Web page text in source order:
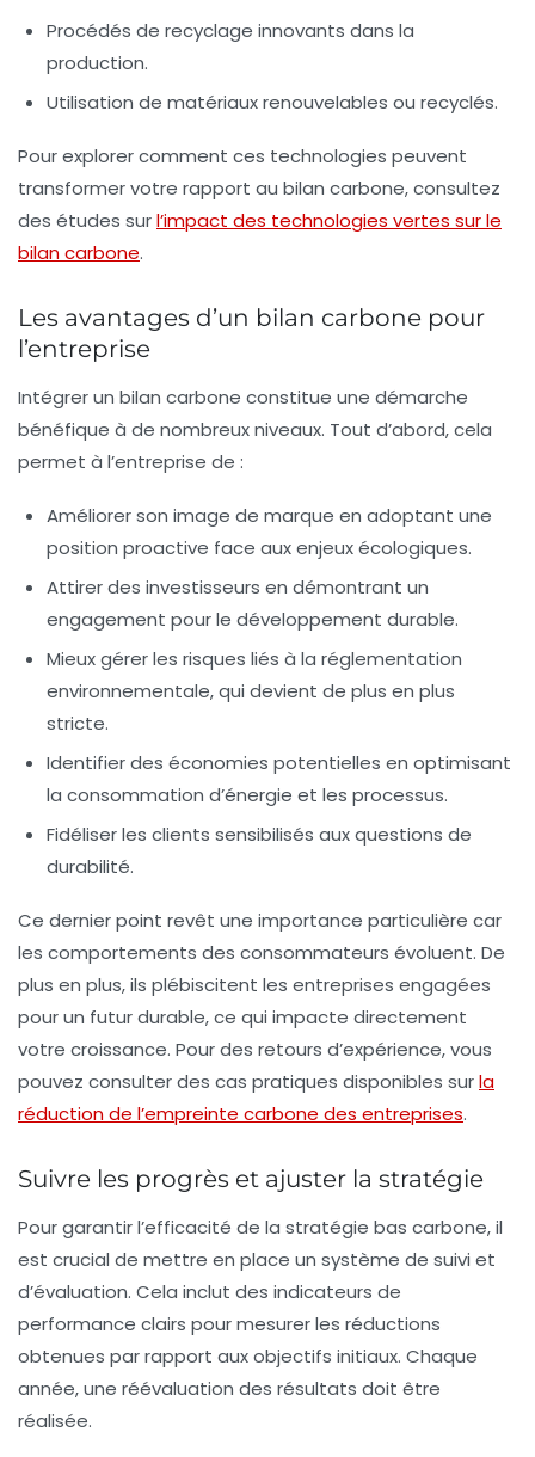
Procédés de recyclage innovants dans la
production.
Utilisation de matériaux renouvelables ou recyclés.
Pour explorer comment ces technologies peuvent
transformer votre rapport au bilan carbone, consultez
des études surl’impact des technologies vertes sur le
bilan carbone.
Les avantages d’un bilan carbone pour
l’entreprise
Intégrer un bilan carbone constitue une démarche
bénéfique à de nombreux niveaux. Tout d’abord, cela
permet à l’entreprise de :
Améliorer son image de marque en adoptant une
position proactive face aux enjeux écologiques.
Attirer des investisseurs en démontrant un
engagement pour le développement durable.
Mieux gérer les risques liés à la réglementation
environnementale, qui devient de plus en plus
stricte.
Identifier des économies potentielles en optimisant
la consommation d’énergie et les processus.
Fidéliser les clients sensibilisés aux questions de
durabilité.
Ce dernier point revêt une importance particulière car
les comportements des consommateurs évoluent. De
plus en plus, ils plébiscitent les entreprises engagées
pour un futur durable, ce qui impacte directement
votre croissance. Pour des retours d’expérience, vous
pouvez consulter des cas pratiques disponibles surla
réduction de l’empreinte carbone des entreprises.
Suivre les progrès et ajuster la stratégie
Pour garantir l’efficacité de la stratégie bas carbone, il
est crucial de mettre en place un système de suivi et
d’évaluation. Cela inclut des indicateurs de
performance clairs pour mesurer les réductions
obtenues par rapport aux objectifs initiaux. Chaque
année, une réévaluation des résultats doit être
réalisée.